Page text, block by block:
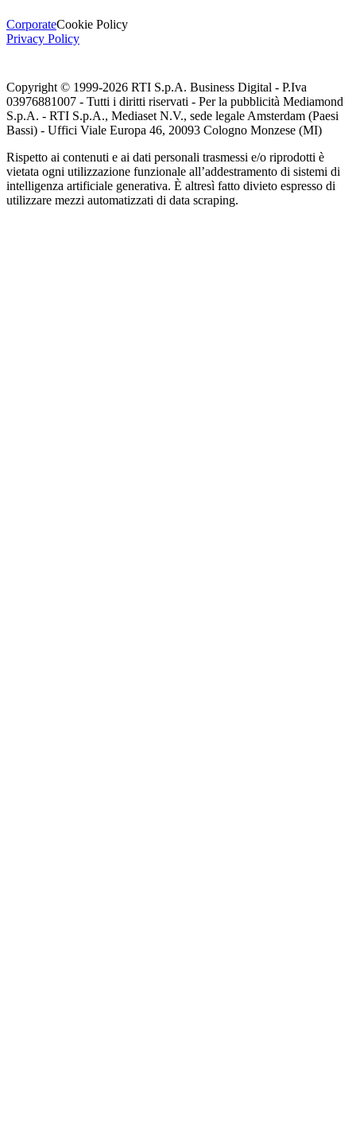
CorporateCookie Policy
Privacy Policy
Copyright © 1999-2026 RTI S.p.A. Business Digital - P.Iva
03976881007 - Tutti i diritti riservati - Per la pubblicità Mediamond
S.p.A. - RTI S.p.A., Mediaset N.V., sede legale Amsterdam (Paesi
Bassi) - Uffici Viale Europa 46, 20093 Cologno Monzese (MI)
Rispetto ai contenuti e ai dati personali trasmessi e/o riprodotti è
vietata ogni utilizzazione funzionale all’addestramento di sistemi di
intelligenza artificiale generativa. È altresì fatto divieto espresso di
utilizzare mezzi automatizzati di data scraping.